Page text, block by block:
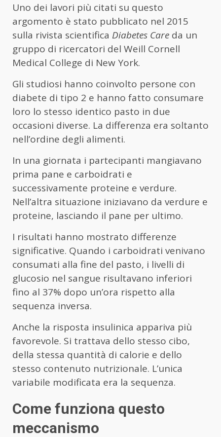
Uno dei lavori più citati su questo
argomento è stato pubblicato nel 2015
sulla rivista scientifica Diabetes Care da un
gruppo di ricercatori del Weill Cornell
Medical College di New York.
Gli studiosi hanno coinvolto persone con
diabete di tipo 2 e hanno fatto consumare
loro lo stesso identico pasto in due
occasioni diverse. La differenza era soltanto
nell’ordine degli alimenti.
In una giornata i partecipanti mangiavano
prima pane e carboidrati e
successivamente proteine e verdure.
Nell’altra situazione iniziavano da verdure e
proteine, lasciando il pane per ultimo.
I risultati hanno mostrato differenze
significative. Quando i carboidrati venivano
consumati alla fine del pasto, i livelli di
glucosio nel sangue risultavano inferiori
fino al 37% dopo un’ora rispetto alla
sequenza inversa.
Anche la risposta insulinica appariva più
favorevole. Si trattava dello stesso cibo,
della stessa quantità di calorie e dello
stesso contenuto nutrizionale. L’unica
variabile modificata era la sequenza.
Come funziona questo
meccanismo